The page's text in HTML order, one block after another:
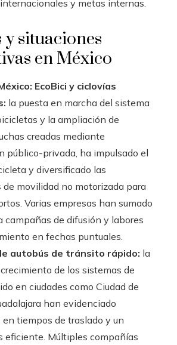
y metas internas.
y situaciones
en México
EcoBici y ciclovías
la puesta en marcha del sistema
y la ampliación de
creadas mediante
público-privada, ha impulsado el
y diversificado las
movilidad no motorizada para
Varias empresas han sumado
campañas de difusión y labores
en fechas puntuales.
autobús de tránsito rápido: la
de los sistemas de
en ciudades como Ciudad de
han evidenciado
en tiempos de traslado y un
eficiente. Múltiples compañías